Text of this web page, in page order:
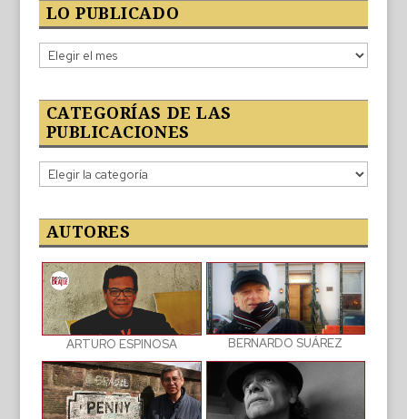
LO PUBLICADO
Lo
publicado
CATEGORÍAS DE LAS
PUBLICACIONES
Categorías
de
publicaciones
AUTORES
ARTURO ESPINOSA BERNARDO SUÁREZ